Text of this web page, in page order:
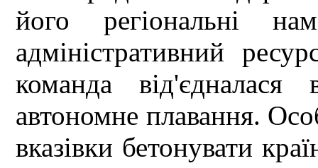
його регіональні
адміністративний
команда
автономне плавання.
вказівки бетонувати